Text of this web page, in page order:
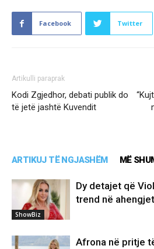
Facebook Twitter
Artikulli paraprak
Kodi Zgjedhor, debati publik do
të jetë jashtë Kuvendit
ARTIKUJ TË NGJASHËM MË
ShowBiz
Dy detajet që
trend në
Afrona në pritje